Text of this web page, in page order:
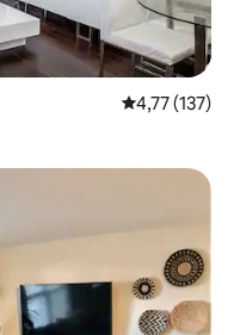
Évaluation
4,77 (137)